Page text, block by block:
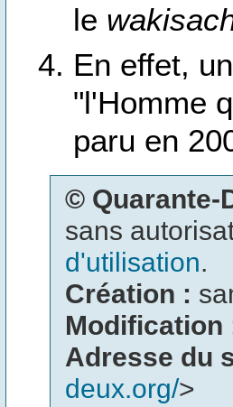
le
En effet,
"l'Homme
paru en
© Quarante-
sans
d'utilisation.
Création :
Adresse du
deux.org/>